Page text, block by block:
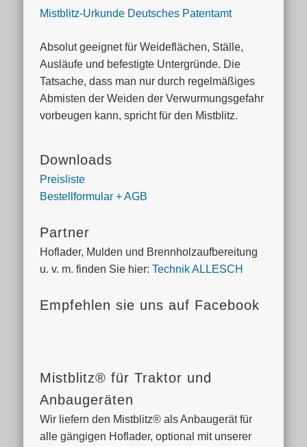
Mistblitz-Urkunde Deutsches Patentamt
Absolut geeignet für Weideflächen, Ställe,
Ausläufe und befestigte Untergründe. Die
Tatsache, dass man nur durch regelmäßiges
Abmisten der Weiden der Verwurmungs­gefahr
vorbeugen kann, spricht für den Mistblitz.
Downloads
Preisliste
Bestellformular + AGB
Partner
Hoflader, Mulden und Brennholzaufbereitung
u. v. m. finden Sie hier:Technik ALLESCH
Empfehlen sie uns auf Facebook
Mistblitz® für Traktor und
Anbaugeräten
Wir liefern den Mistblitz® als Anbaugerät für
alle gängigen Hoflader, optional mit unserer